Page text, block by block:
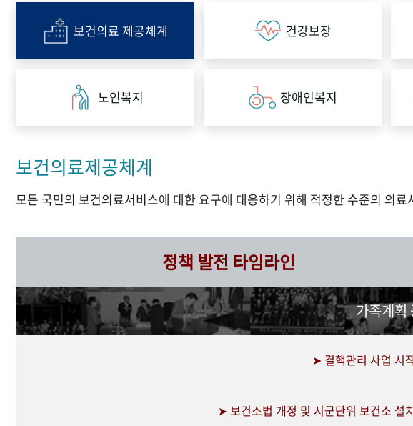
보건의료 제공체계 건강보장
노인복지 장애인복지
보건의료제공체계
모든 국민의 보건의료서비스에 대한 요구에 대응하기 위해 적정한 수준의 의
정책 발전 타임라인
가족계획
➤ 결핵관리 사업 시
➤ 보건소법 개정 및 시군단위 보건소 설